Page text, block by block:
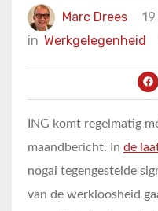
Marc Drees
in Werkgelegenheid
ING komt regelmatig
maandbericht. In de
nogal tegengestelde
van de werkloosheid